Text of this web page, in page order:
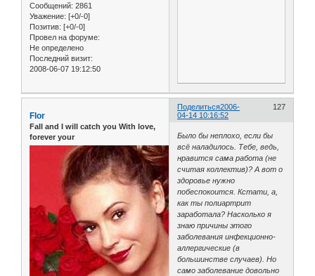
Сообщений: 2861
Уважение: [+0/-0]
Позитив: [+0/-0]
Провел на форуме:
Не определено
Последний визит:
2008-06-07 19:12:50
Поделиться 127
2006-
04-14 10:16:52
Flor
Fall and I will catch you With love,
forever your
Было бы неплохо, если бы
всё наладилось. Тебе, ведь,
нравится сама работа (не
считая коллектив)? А вот о
здоровье нужно
побеспокоится. Кстати, а,
как ты полиартрит
заработала? Насколько я
знаю причины этого
заболевания инфекционно-
аллергические (в
большинстве случаев). Но
само заболевание довольно